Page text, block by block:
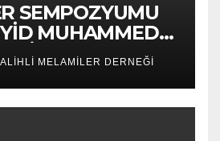
SEMPOZYUMU
MUHAMMED
139.VUSLAT
5.VAHDET
MELAMİLER DERNEĞİ